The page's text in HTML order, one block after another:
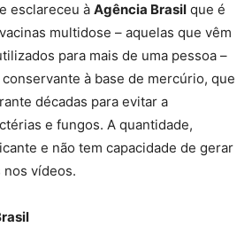
esclareceu à Agência Brasil que é
multidose – aquelas que vêm
para mais de uma pessoa –
à base de mercúrio, que
décadas para evitar a
e fungos. A quantidade,
e não tem capacidade de gerar
vídeos.